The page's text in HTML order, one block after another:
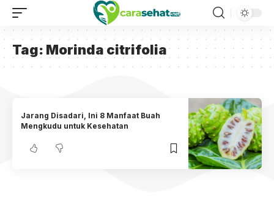
Tag: Morinda citrifolia
Jarang Disadari, Ini 8 Manfaat Buah
Mengkudu untuk Kesehatan